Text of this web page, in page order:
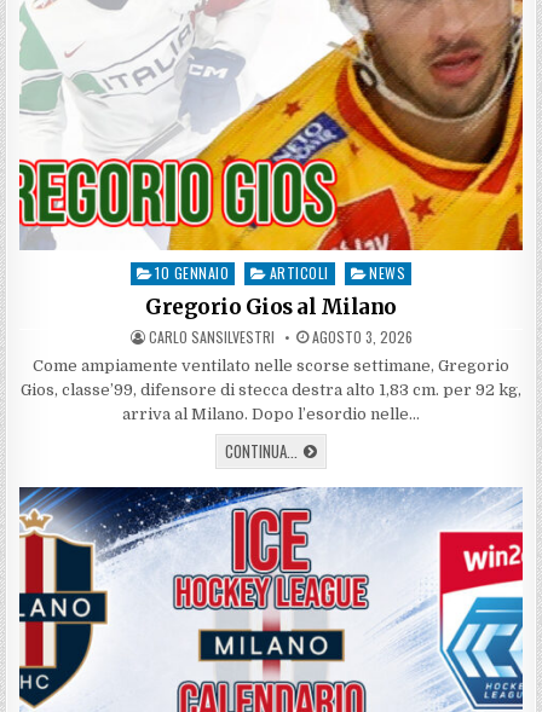
Posted
10 GENNAIO ARTICOLI NEWS
Gregorio Gios al Milano
AUTHOR:
CARLO SANSILVESTRI PUBLISHED
DATE:
AGOSTO 3, 2026
Come ampiamente ventilato nelle scorse settimane, Gregorio
Gios, classe’99, difensore di stecca destra alto 1,83 cm. per 92 kg,
arriva al Milano. Dopo l’esordio nelle…
CONTINUA... GREGORIO
GIOS
AL
MILANO